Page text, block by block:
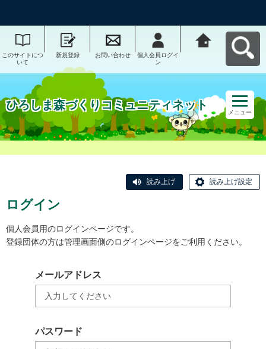
このサイトにつ
いて
新規登録 お問い合わせ
個人会員ログイ
ン
ひろしま森づくりコミュニティネット
メニュー
読み上げ 読み上げ設定
ログイン
個人会員用のログインページです。
登録団体の方は管理画面側のログインページをご利用ください。
メールアドレス
パスワード